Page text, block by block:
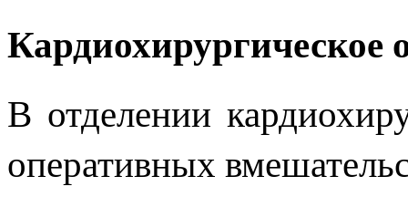
Кардиохирургическое
В отделении
оперативных